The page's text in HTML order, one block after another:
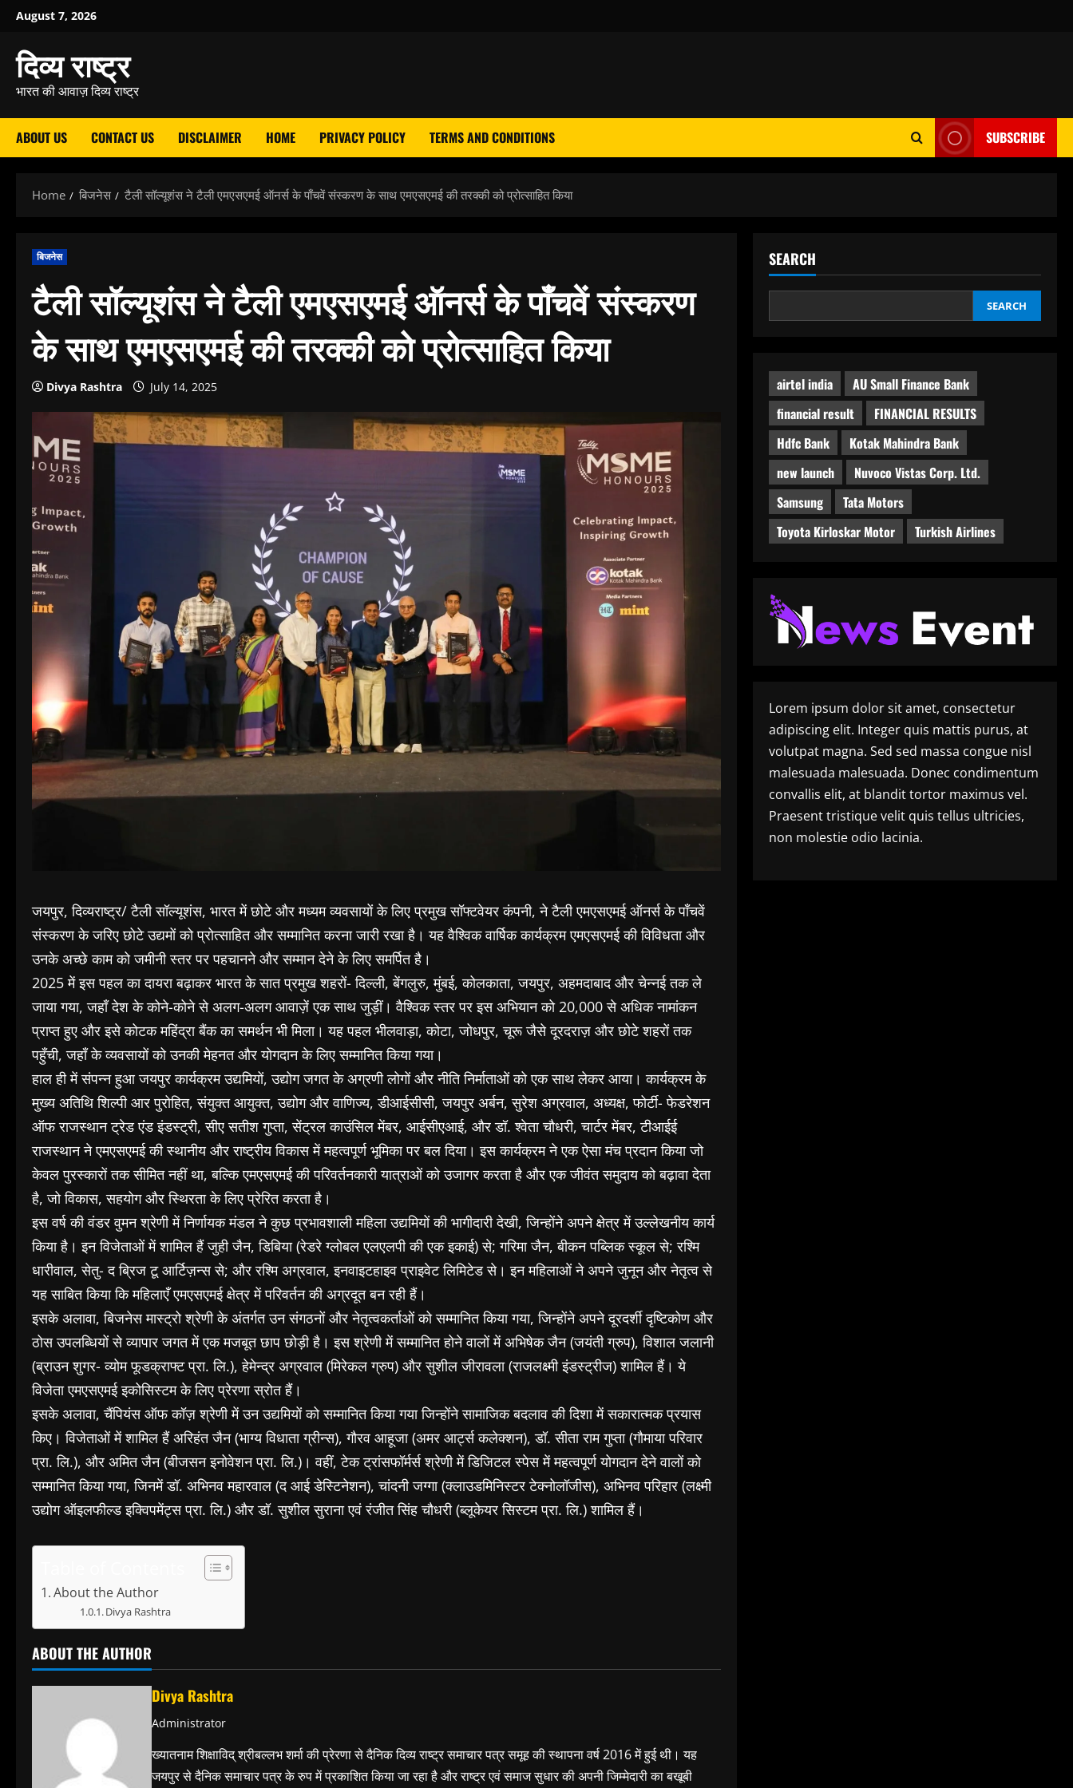
Skip
content
August 7, 2026
दिव्य राष्ट्र
भारत की आवाज़ दिव्य राष्ट्र
ABOUT US CONTACT US DISCLAIMER HOME PRIVACY POLICY TERMS AND CONDITIONS SUBSCRIBE
Home बिजनेस टैली सॉल्यूशंस ने टैली एमएसएमई ऑनर्स के पाँचवें संस्करण के साथ एमएसएमई की तरक्की को प्रोत्साहित किया
बिजनेस
टैली सॉल्यूशंस ने टैली एमएसएमई ऑनर्स के पाँचवें संस्करण
के साथ एमएसएमई की तरक्की को प्रोत्साहित किया
Divya Rashtra July 14, 2025
जयपुर, दिव्यराष्ट्र/ टैली सॉल्यूशंस, भारत में छोटे और मध्यम व्यवसायों के लिए प्रमुख सॉफ्टवेयर कंपनी, ने टैली एमएसएमई ऑनर्स के पाँचवें
संस्करण के जरिए छोटे उद्यमों को प्रोत्साहित और सम्मानित करना जारी रखा है। यह वैश्विक वार्षिक कार्यक्रम एमएसएमई की विविधता और
उनके अच्छे काम को जमीनी स्तर पर पहचानने और सम्मान देने के लिए समर्पित है।
2025 में इस पहल का दायरा बढ़ाकर भारत के सात प्रमुख शहरों- दिल्ली, बेंगलुरु, मुंबई, कोलकाता, जयपुर, अहमदाबाद और चेन्नई तक ले
जाया गया, जहाँ देश के कोने-कोने से अलग-अलग आवाज़ें एक साथ जुड़ीं। वैश्विक स्तर पर इस अभियान को 20,000 से अधिक नामांकन
प्राप्त हुए और इसे कोटक महिंद्रा बैंक का समर्थन भी मिला। यह पहल भीलवाड़ा, कोटा, जोधपुर, चूरू जैसे दूरदराज़ और छोटे शहरों तक
पहुँची, जहाँ के व्यवसायों को उनकी मेहनत और योगदान के लिए सम्मानित किया गया।
हाल ही में संपन्न हुआ जयपुर कार्यक्रम उद्यमियों, उद्योग जगत के अग्रणी लोगों और नीति निर्माताओं को एक साथ लेकर आया। कार्यक्रम के
मुख्य अतिथि शिल्पी आर पुरोहित, संयुक्त आयुक्त, उद्योग और वाणिज्य, डीआईसीसी, जयपुर अर्बन, सुरेश अग्रवाल, अध्यक्ष, फोर्टी- फेडरेशन
ऑफ राजस्थान ट्रेड एंड इंडस्ट्री, सीए सतीश गुप्ता, सेंट्रल काउंसिल मेंबर, आईसीएआई, और डॉ. श्वेता चौधरी, चार्टर मेंबर, टीआईई
राजस्थान ने एमएसएमई की स्थानीय और राष्ट्रीय विकास में महत्वपूर्ण भूमिका पर बल दिया। इस कार्यक्रम ने एक ऐसा मंच प्रदान किया जो
केवल पुरस्कारों तक सीमित नहीं था, बल्कि एमएसएमई की परिवर्तनकारी यात्राओं को उजागर करता है और एक जीवंत समुदाय को बढ़ावा देता
है, जो विकास, सहयोग और स्थिरता के लिए प्रेरित करता है।
इस वर्ष की वंडर वुमन श्रेणी में निर्णायक मंडल ने कुछ प्रभावशाली महिला उद्यमियों की भागीदारी देखी, जिन्होंने अपने क्षेत्र में उल्लेखनीय कार्य
किया है। इन विजेताओं में शामिल हैं जुही जैन, डिबिया (रेडरे ग्लोबल एलएलपी की एक इकाई) से; गरिमा जैन, बीकन पब्लिक स्कूल से; रश्मि
धारीवाल, सेतु- द ब्रिज टू आर्टिज़न्स से; और रश्मि अग्रवाल, इनवाइटहाइव प्राइवेट लिमिटेड से। इन महिलाओं ने अपने जुनून और नेतृत्व से
यह साबित किया कि महिलाएँ एमएसएमई क्षेत्र में परिवर्तन की अग्रदूत बन रही हैं।
इसके अलावा, बिजनेस मास्ट्रो श्रेणी के अंतर्गत उन संगठनों और नेतृत्वकर्ताओं को सम्मानित किया गया, जिन्होंने अपने दूरदर्शी दृष्टिकोण और
ठोस उपलब्धियों से व्यापार जगत में एक मजबूत छाप छोड़ी है। इस श्रेणी में सम्मानित होने वालों में अभिषेक जैन (जयंती ग्रुप), विशाल जलानी
(ब्राउन शुगर- व्योम फूडक्राफ्ट प्रा. लि.), हेमेन्द्र अग्रवाल (मिरेकल ग्रुप) और सुशील जीरावला (राजलक्ष्मी इंडस्ट्रीज) शामिल हैं। ये
विजेता एमएसएमई इकोसिस्टम के लिए प्रेरणा स्रोत हैं।
इसके अलावा, चैंपियंस ऑफ कॉज़ श्रेणी में उन उद्यमियों को सम्मानित किया गया जिन्होंने सामाजिक बदलाव की दिशा में सकारात्मक प्रयास
किए। विजेताओं में शामिल हैं अरिहंत जैन (भाग्य विधाता ग्रीन्स), गौरव आहूजा (अमर आर्ट्स कलेक्शन), डॉ. सीता राम गुप्ता (गौमाया परिवार
प्रा. लि.), और अमित जैन (बीजसन इनोवेशन प्रा. लि.)। वहीं, टेक ट्रांसफॉर्मर्स श्रेणी में डिजिटल स्पेस में महत्वपूर्ण योगदान देने वालों को
सम्मानित किया गया, जिनमें डॉ. अभिनव महारवाल (द आई डेस्टिनेशन), चांदनी जग्गा (क्लाउडमिनिस्टर टेक्नोलॉजीस), अभिनव परिहार (लक्ष्मी
उद्योग ऑइलफील्ड इक्विपमेंट्स प्रा. लि.) और डॉ. सुशील सुराना एवं रंजीत सिंह चौधरी (ब्लूकेयर सिस्टम प्रा. लि.) शामिल हैं।
About the Author
Divya Rashtra
ABOUT THE AUTHOR
Divya Rashtra
Administrator
ख्यातनाम शिक्षाविद् श्रीबल्लभ शर्मा की प्रेरणा से दैनिक दिव्य राष्ट्र समाचार पत्र समूह की स्थापना वर्ष 2016 में हुई थी। यह
जयपुर से दैनिक समाचार पत्र के रुप में प्रकाशित किया जा रहा है और राष्ट्र एवं समाज सुधार की अपनी जिम्मेदारी का बखूबी
SEARCH
SEARCH
airtel india
AU Small Finance Bank
financial result
FINANCIAL RESULTS
Hdfc Bank
Kotak Mahindra Bank
new launch
Nuvoco Vistas Corp. Ltd.
Samsung
Tata Motors
Toyota Kirloskar Motor
Turkish Airlines
Lorem ipsum dolor sit amet, consectetur
adipiscing elit. Integer quis mattis purus, at
volutpat magna. Sed sed massa congue nisl
malesuada malesuada. Donec condimentum
convallis elit, at blandit tortor maximus vel.
Praesent tristique velit quis tellus ultricies,
non molestie odio lacinia.